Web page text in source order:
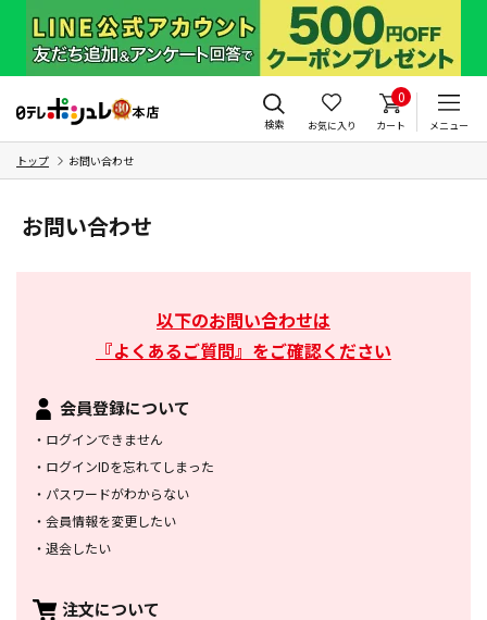
検索 お気に入り
0
カート メニュー
トップ お問い合わせ
お問い合わせ
以下のお問い合わせは
『よくあるご質問』をご確認ください
会員登録について
・ ログインできません
・ ログインIDを忘れてしまった
・ パスワードがわからない
・ 会員情報を変更したい
・ 退会したい
注文について